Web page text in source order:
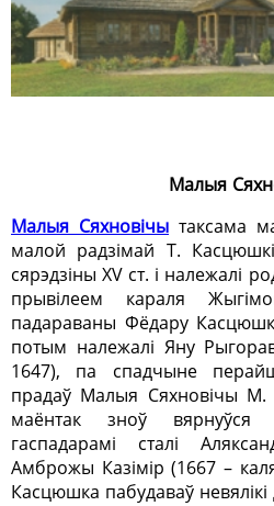
Малыя
Малыя Сяхновічы таксама
малой радзімай Т.
сярэдзіны ХV ст. і належалі
прывілеем караля
падараваны Фёдару
потым належалі Яну
1647), па спадчыне
прадаў Малыя Сяхновічы М.
маёнтак зноў
гаспадарамі сталі
Амброжы Казімір (1667 –
Касцюшка пабудаваў